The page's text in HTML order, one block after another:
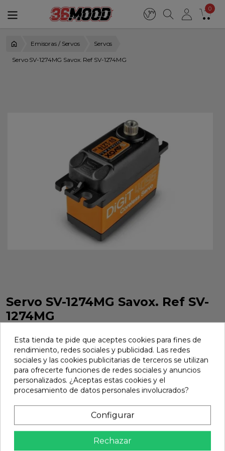
0
Emisoras / Servos Servos
Servo SV-1274MG Savox. Ref SV-1274MG
Servo SV-1274MG Savox. Ref SV-
1274MG
Marca: Savox Ref: SV-1274MG
79,48 €
Esta tienda te pide que aceptes cookies para fines de
rendimiento, redes sociales y publicidad. Las redes
sociales y las cookies publicitarias de terceros se utilizan
para ofrecerte funciones de redes sociales y anuncios
personalizados. ¿Aceptas estas cookies y el
procesamiento de datos personales involucrados?
Configurar
Rechazar